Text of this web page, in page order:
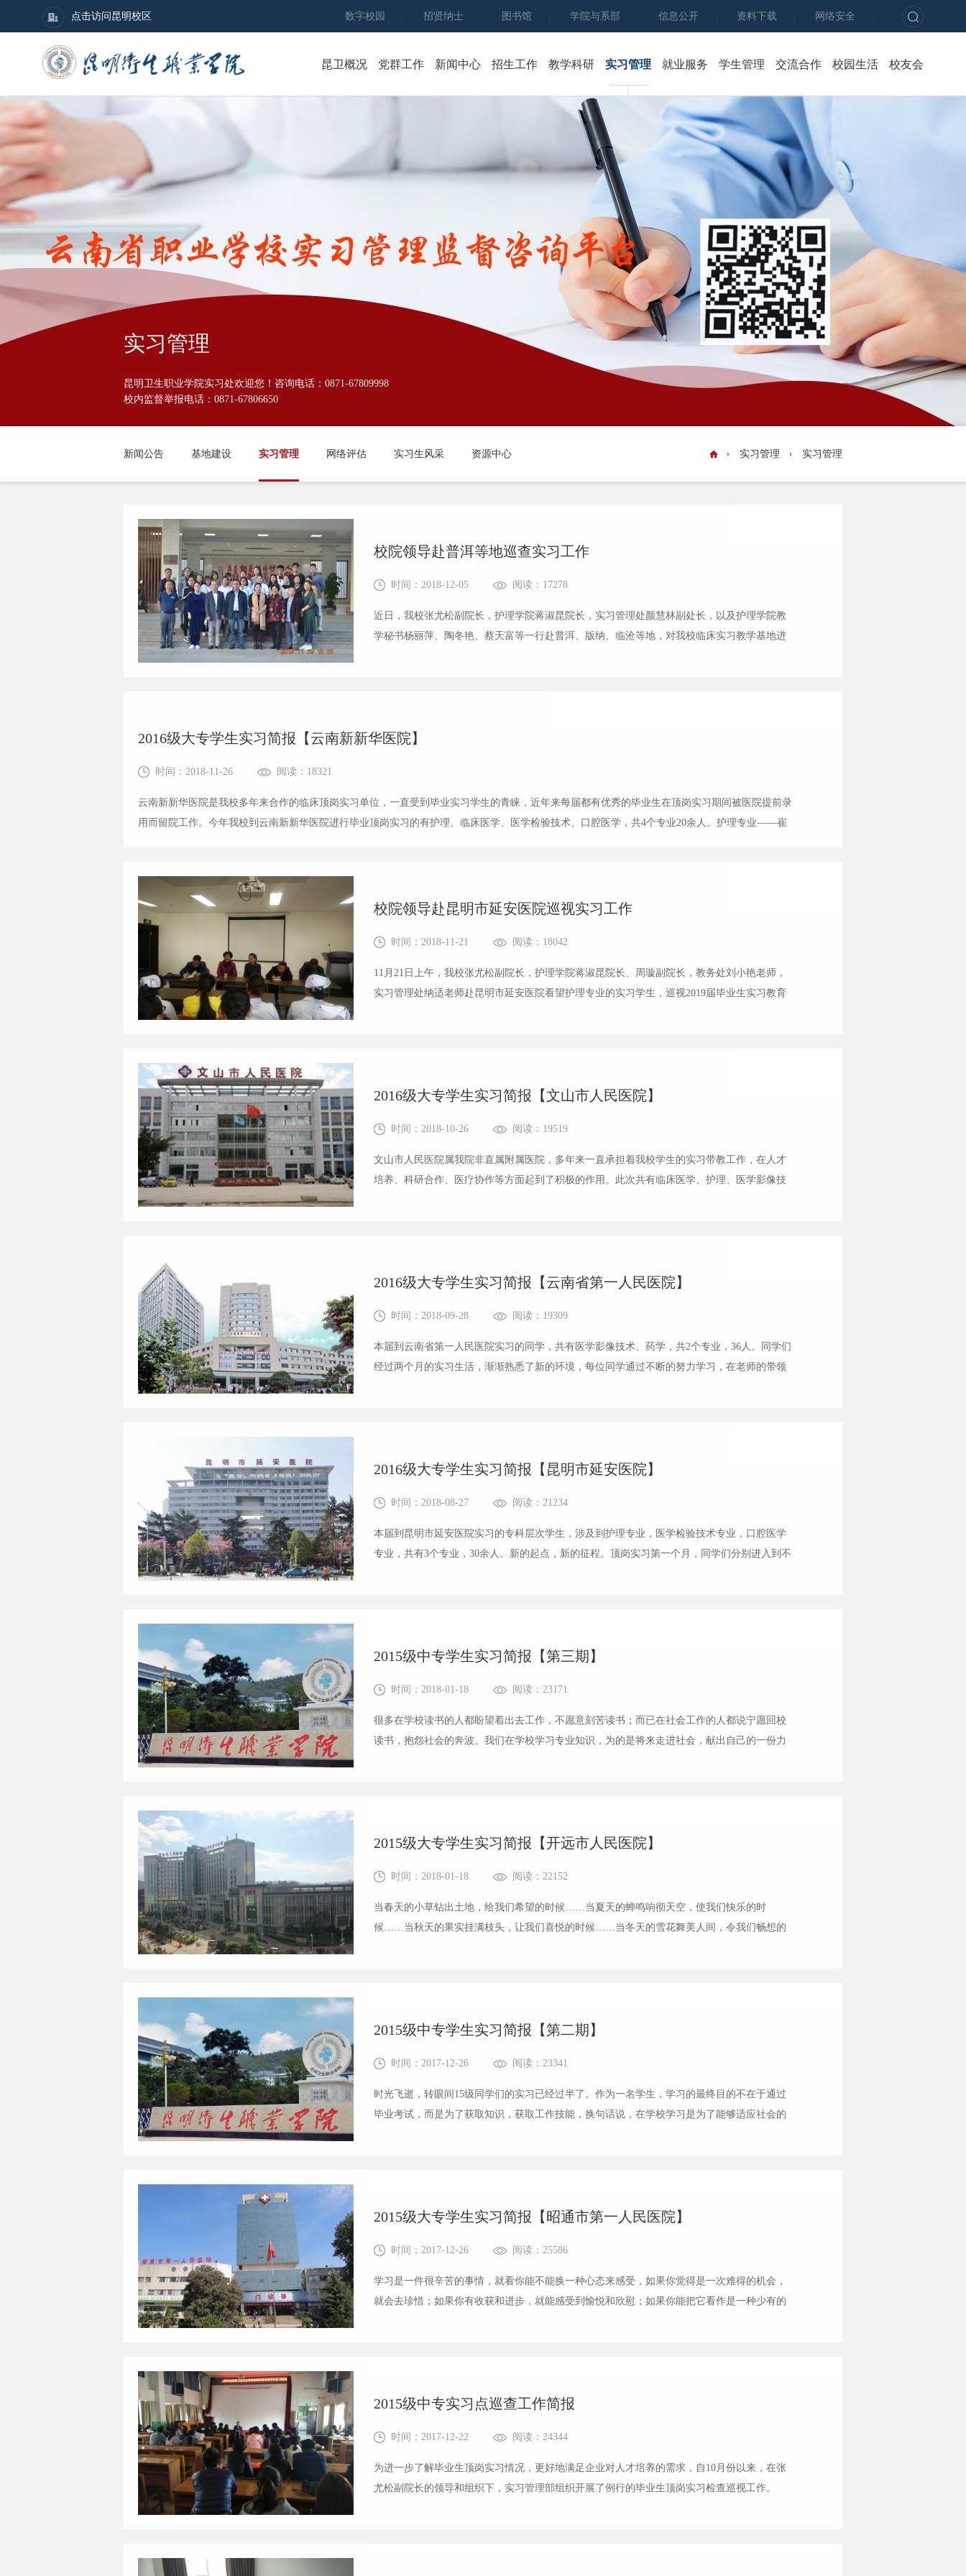
点击访问昆明校区 数字校园 招贤纳士 图书馆 学院与系部 信息公开 资料下载 网络安全
昆卫概况
发展规划
校历
党群工作
党员大会
新闻中心
学院新闻
高质量教育答卷
招生工作
招生简章
网上报名
录取查询
招生动态
专业设置
考生服务
教学科研
新闻公告
教学管理
教学资源
师资队伍
质量控制
科研工作
实习管理
新闻公告
基地建设
实习管理
网络评估
实习生风采
资源中心
就业服务
新闻公告
招聘动态
就业政策
就业指导
毕业生风采
学生管理
队伍建设
资助育人
心理健康
学生社区
交流合作 校园生活 校友会
实习管理
昆明卫生职业学院实习处欢迎您！咨询电话：0871-67809998
校内监督举报电话：0871-67806650
新闻公告 基地建设 实习管理 网络评估 实习生风采 资源中心 实习管理 实习管理
校院领导赴普洱等地巡查实习工作
时间：2018-12-05 阅读：17278
近日，我校张尤松副院长，护理学院蒋淑昆院长，实习管理处颜慧林副处长，以及护理学院教
学秘书杨丽萍、陶冬艳、蔡天富等一行赴普洱、版纳、临沧等地，对我校临床实习教学基地进
2016级大专学生实习简报【云南新新华医院】
时间：2018-11-26 阅读：18321
云南新新华医院是我校多年来合作的临床顶岗实习单位，一直受到毕业实习学生的青睐，近年来每届都有优秀的毕业生在顶岗实习期间被医院提前录
用而留院工作。今年我校到云南新新华医院进行毕业顶岗实习的有护理、临床医学、医学检验技术、口腔医学，共4个专业20余人。护理专业——崔
校院领导赴昆明市延安医院巡视实习工作
时间：2018-11-21 阅读：18042
11月21日上午，我校张尤松副院长，护理学院蒋淑昆院长、周璇副院长，教务处刘小艳老师，
实习管理处纳适老师赴昆明市延安医院看望护理专业的实习学生，巡视2019届毕业生实习教育
2016级大专学生实习简报【文山市人民医院】
时间：2018-10-26 阅读：19519
文山市人民医院属我院非直属附属医院，多年来一直承担着我校学生的实习带教工作，在人才
培养、科研合作、医疗协作等方面起到了积极的作用。此次共有临床医学、护理、医学影像技
2016级大专学生实习简报【云南省第一人民医院】
时间：2018-09-28 阅读：19309
本届到云南省第一人民医院实习的同学，共有医学影像技术、药学，共2个专业，36人。同学们
经过两个月的实习生活，渐渐熟悉了新的环境，每位同学通过不断的努力学习，在老师的带领
2016级大专学生实习简报【昆明市延安医院】
时间：2018-08-27 阅读：21234
本届到昆明市延安医院实习的专科层次学生，涉及到护理专业，医学检验技术专业，口腔医学
专业，共有3个专业，30余人。新的起点，新的征程。顶岗实习第一个月，同学们分别进入到不
2015级中专学生实习简报【第三期】
时间：2018-01-18 阅读：23171
很多在学校读书的人都盼望着出去工作，不愿意刻苦读书；而已在社会工作的人都说宁愿回校
读书，抱怨社会的奔波。我们在学校学习专业知识，为的是将来走进社会，献出自己的一份力
2015级大专学生实习简报【开远市人民医院】
时间：2018-01-18 阅读：22152
当春天的小草钻出土地，给我们希望的时候……当夏天的蝉鸣响彻天空，使我们快乐的时
候……当秋天的果实挂满枝头，让我们喜悦的时候……当冬天的雪花舞美人间，令我们畅想的
2015级中专学生实习简报【第二期】
时间：2017-12-26 阅读：23341
时光飞逝，转眼间15级同学们的实习已经过半了。作为一名学生，学习的最终目的不在于通过
毕业考试，而是为了获取知识，获取工作技能，换句话说，在学校学习是为了能够适应社会的
2015级大专学生实习简报【昭通市第一人民医院】
时间：2017-12-26 阅读：25586
学习是一件很辛苦的事情，就看你能不能换一种心态来感受，如果你觉得是一次难得的机会，
就会去珍惜；如果你有收获和进步，就能感受到愉悦和欣慰；如果你能把它看作是一种少有的
2015级中专实习点巡查工作简报
时间：2017-12-22 阅读：24344
为进一步了解毕业生顶岗实习情况，更好地满足企业对人才培养的需求，自10月份以来，在张
尤松副院长的领导和组织下，实习管理部组织开展了例行的毕业生顶岗实习检查巡视工作。